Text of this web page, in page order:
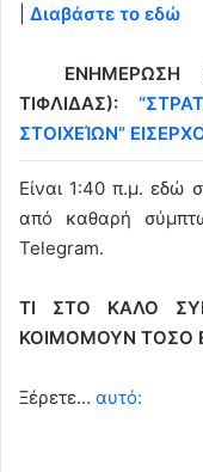
Διαβάστε το εδώ
ΤΙΦΛΙΔΑΣ):
ΣΤΟΙΧΕΊΩΝ”
Είναι 1:40 π.μ. εδώ
από καθαρή
Telegram.
ΤΙ ΣΤΟ ΚΑΛΟ
ΚΟΙΜΟΜΟΥΝ ΤΟΣΟ
Ξέρετε… αυτό: